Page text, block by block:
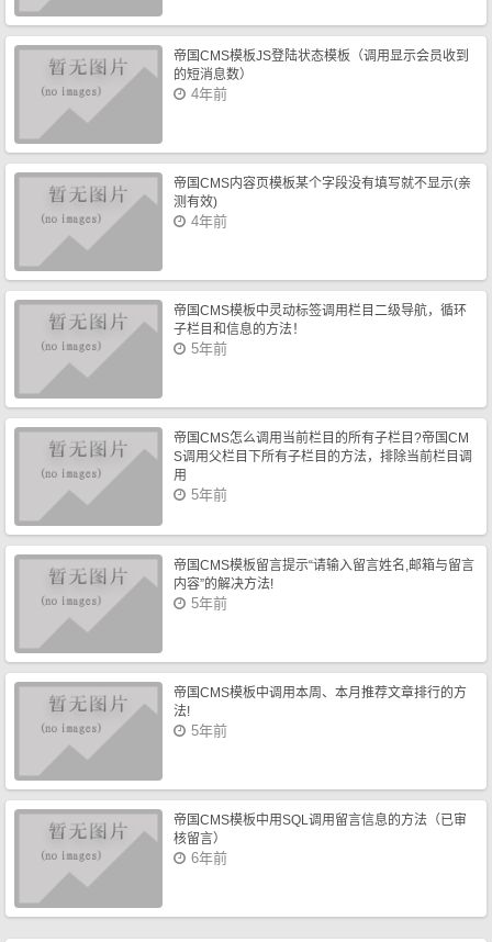
帝国CMS模板JS登陆状态模板（调用显示会员收到
的短消息数）
4年前
帝国CMS内容页模板某个字段没有填写就不显示(亲
测有效)
4年前
帝国CMS模板中灵动标签调用栏目二级导航，循环
子栏目和信息的方法！
5年前
帝国CMS怎么调用当前栏目的所有子栏目?帝国CM
S调用父栏目下所有子栏目的方法，排除当前栏目调
用
5年前
帝国CMS模板留言提示“请输入留言姓名,邮箱与留言
内容”的解决方法!
5年前
帝国CMS模板中调用本周、本月推荐文章排行的方
法!
5年前
帝国CMS模板中用SQL调用留言信息的方法（已审
核留言）
6年前